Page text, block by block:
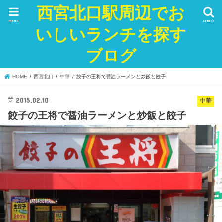
西宮北口駅周辺でお
いしいランチを探す
ブログ
search
menu
HOME 西宮北口 中華 餃子の王将で醤油ラーメンと炒飯と餃子
中華
2015.02.10
餃子の王将で醤油ラーメンと炒飯と餃子